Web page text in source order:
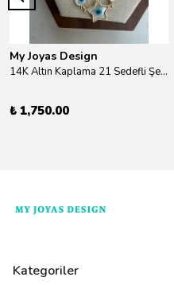
My Joyas Design
14K Altın Kaplama 21 Sedefli Şekiller Kolye 46cm
₺ 1,750.00
Kategoriler